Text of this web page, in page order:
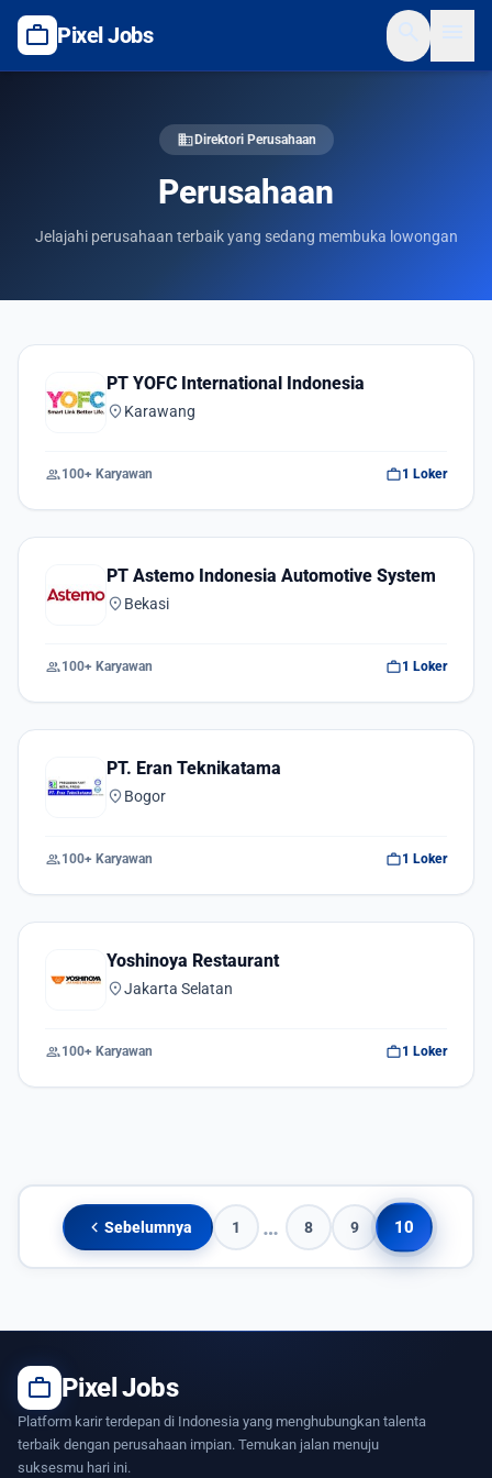
work Pixel Jobs
domain Direktori Perusahaan
Perusahaan
Jelajahi perusahaan terbaik yang sedang membuka lowongan
PT YOFC International Indonesia
location_onKarawang
group100+ Karyawan work1 Loker
PT Astemo Indonesia Automotive System
location_onBekasi
group100+ Karyawan work1 Loker
PT. Eran Teknikatama
location_onBogor
group100+ Karyawan work1 Loker
Yoshinoya Restaurant
location_onJakarta Selatan
group100+ Karyawan work1 Loker
Navigasi pos
chevron_left Sebelumnya 1 … 8 9 10
work Pixel Jobs
Platform karir terdepan di Indonesia yang menghubungkan talenta
terbaik dengan perusahaan impian. Temukan jalan menuju
suksesmu hari ini.